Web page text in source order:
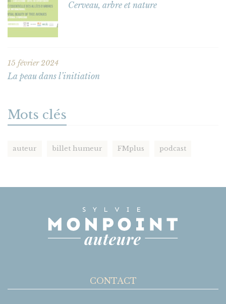
Cerveau, arbre et nature
15 février 2024
La peau dans l’initiation
Mots clés
auteur billet humeur FMplus podcast
CONTACT